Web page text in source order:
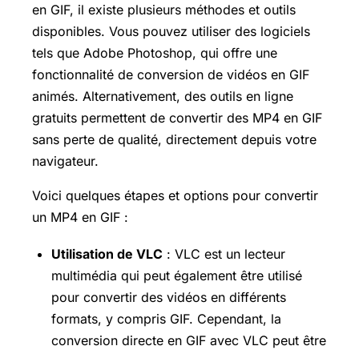
en GIF, il existe plusieurs méthodes et outils
disponibles. Vous pouvez utiliser des logiciels
tels que Adobe Photoshop, qui offre une
fonctionnalité de conversion de vidéos en GIF
animés. Alternativement, des outils en ligne
gratuits permettent de convertir des MP4 en GIF
sans perte de qualité, directement depuis votre
navigateur.
Voici quelques étapes et options pour convertir
un MP4 en GIF :
Utilisation de VLC : VLC est un lecteur
multimédia qui peut également être utilisé
pour convertir des vidéos en différents
formats, y compris GIF. Cependant, la
conversion directe en GIF avec VLC peut être